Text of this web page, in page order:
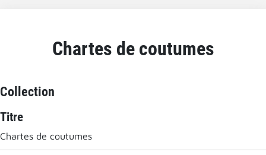
Chartes de coutumes
Collection
Titre
Chartes de coutumes